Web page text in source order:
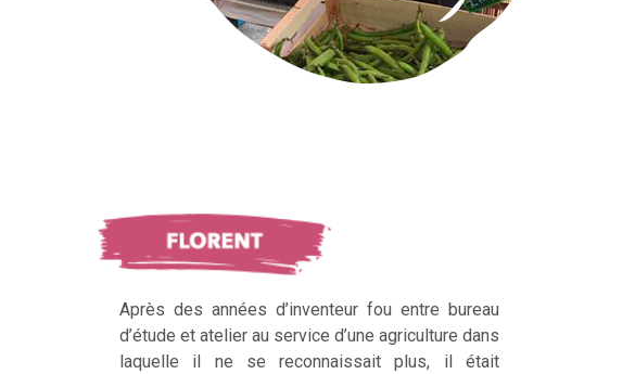
Après des années d’inventeur fou entre bureau
d’étude et atelier au service d’une agriculture dans
laquelle il ne se reconnaissait plus, il était